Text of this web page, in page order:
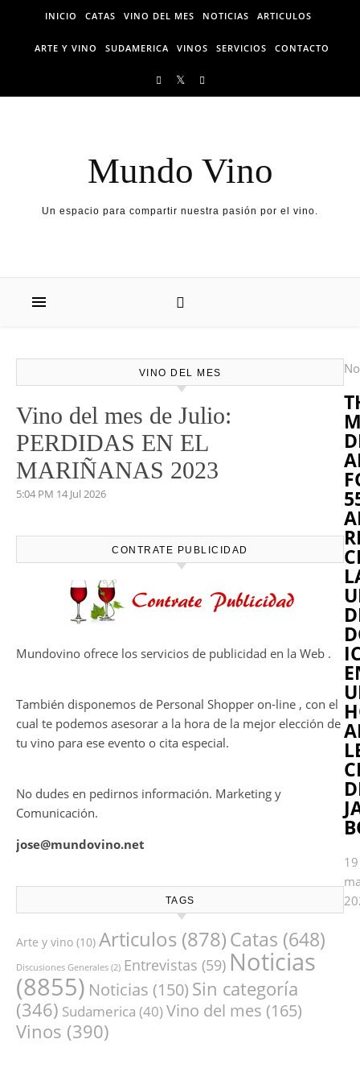
Skip to content
INICIO CATAS VINO DEL MES NOTICIAS ARTICULOS
ARTE Y VINO SUDAMERICA VINOS SERVICIOS CONTACTO
Mundo Vino
Un espacio para compartir nuestra pasión por el vino.
VINO DEL MES
Vino del mes de Julio:
PERDIDAS EN EL
MARIÑANAS 2023
5:04 PM 14 Jul 2026
CONTRATE PUBLICIDAD
Mundovino ofrece los servicios de publicidad en la Web .
También disponemos de Personal Shopper on-line , con el
cual te podemos asesorar a la hora de la mejor elección de
tu vino para ese evento o cita especial.
No dudes en pedirnos información. Marketing y
Comunicación.
jose@mundovino.net
TAGS
Arte y vino (10) Articulos (878)Catas (648)
Discusiones Generales (2) Entrevistas (59) Noticias
(8855) Noticias (150) Sin categoría
(346) Sudamerica (40)Vino del mes (165)
Vinos (390)
19